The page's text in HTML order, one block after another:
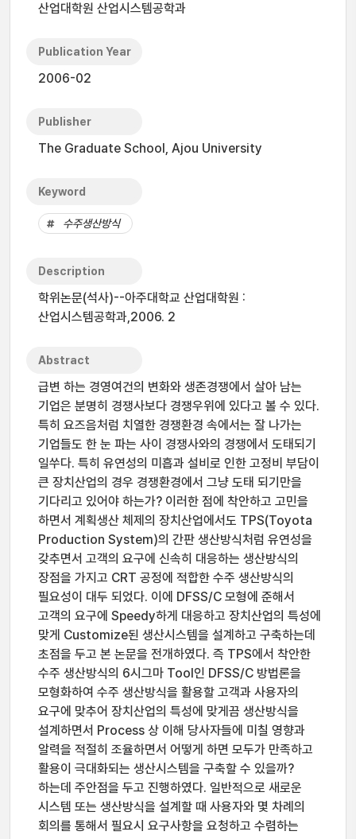
산업대학원 산업시스템공학과
Publication Year
2006-02
Publisher
The Graduate School, Ajou University
Keyword
수주생산방식
Description
학위논문(석사)--아주대학교 산업대학원 :
산업시스템공학과,2006. 2
Abstract
급변 하는 경영여건의 변화와 생존경쟁에서 살아 남는
기업은 분명히 경쟁사보다 경쟁우위에 있다고 볼 수 있다.
특히 요즈음처럼 치열한 경쟁환경 속에서는 잘 나가는
기업들도 한 눈 파는 사이 경쟁사와의 경쟁에서 도태되기
일쑤다. 특히 유연성의 미흡과 설비로 인한 고정비 부담이
큰 장치산업의 경우 경쟁환경에서 그냥 도태 되기만을
기다리고 있어야 하는가? 이러한 점에 착안하고 고민을
하면서 계획생산 체제의 장치산업에서도 TPS(Toyota
Production System)의 간판 생산방식처럼 유연성을
갖추면서 고객의 요구에 신속히 대응하는 생산방식의
장점을 가지고 CRT 공정에 적합한 수주 생산방식의
필요성이 대두 되었다. 이에 DFSS/C 모형에 준해서
고객의 요구에 Speedy하게 대응하고 장치산업의 특성에
맞게 Customize된 생산시스템을 설계하고 구축하는데
초점을 두고 본 논문을 전개하였다. 즉 TPS에서 착안한
수주 생산방식의 6시그마 Tool인 DFSS/C 방법론을
모형화하여 수주 생산방식을 활용할 고객과 사용자의
요구에 맞추어 장치산업의 특성에 맞게끔 생산방식을
설계하면서 Process 상 이해 당사자들에 미칠 영향과
알력을 적절히 조율하면서 어떻게 하면 모두가 만족하고
활용이 극대화되는 생산시스템을 구축할 수 있을까?
하는데 주안점을 두고 진행하였다. 일반적으로 새로운
시스템 또는 생산방식을 설계할 때 사용자와 몇 차례의
회의를 통해서 필요시 요구사항을 요청하고 수렴하는